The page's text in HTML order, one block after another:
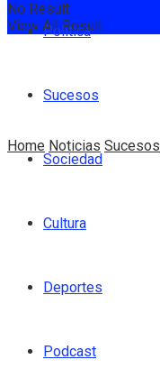
Política
Sucesos
Sociedad
Cultura
Deportes
Podcast
No Result
View All Result
Home Noticias Sucesos